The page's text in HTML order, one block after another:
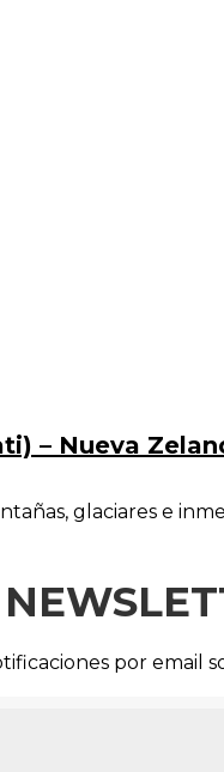
– Nueva
glaciares e
por email